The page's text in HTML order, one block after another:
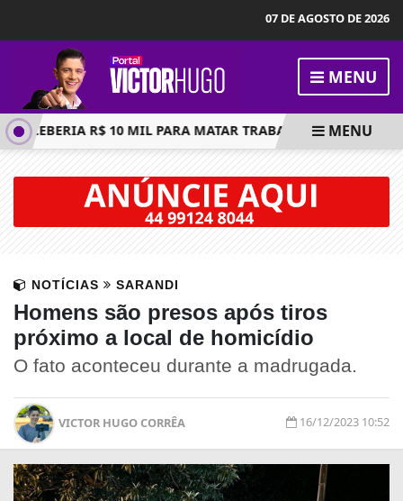
07 DE AGOSTO DE 2026
MENU
R$ 10 MIL PARA MATAR TRABALHADOR;MENU
NOTÍCIAS SARANDI
Homens são presos após tiros
próximo a local de homicídio
O fato aconteceu durante a madrugada.
VICTOR HUGO CORRÊA 16/12/2023 10:52